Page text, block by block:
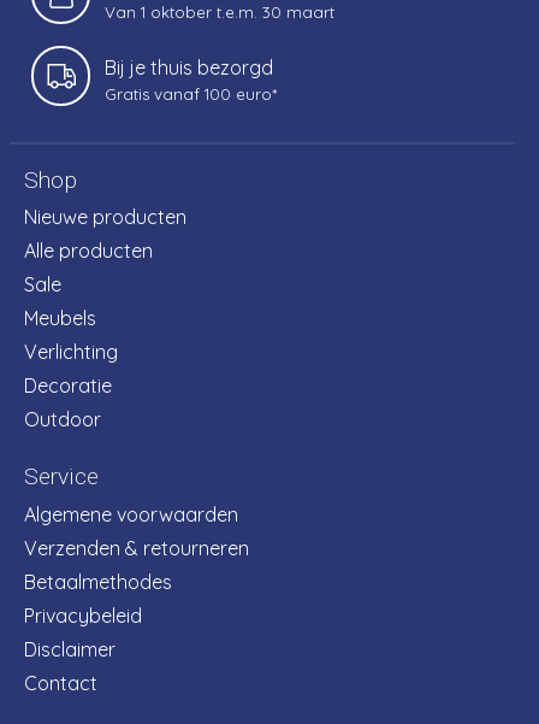
Van 1 oktober t.e.m. 30 maart
Bij je thuis bezorgd
Gratis vanaf 100 euro*
Shop
Nieuwe producten
Alle producten
Sale
Meubels
Verlichting
Decoratie
Outdoor
Service
Algemene voorwaarden
Verzenden & retourneren
Betaalmethodes
Privacybeleid
Disclaimer
Contact